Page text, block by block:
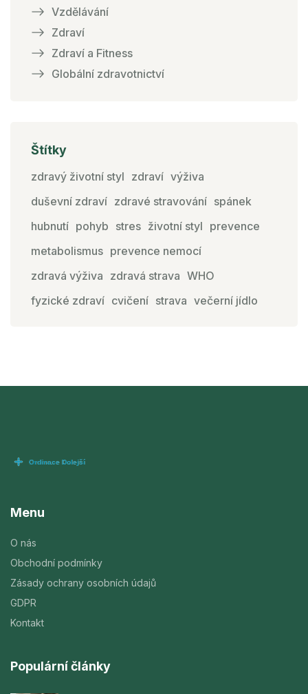
Vzdělávání
Zdraví
Zdraví a Fitness
Globální zdravotnictví
Štítky
zdravý životní styl zdraví výživa
duševní zdraví zdravé stravování spánek
hubnutí pohyb stres životní styl prevence
metabolismus prevence nemocí
zdravá výživa zdravá strava WHO
fyzické zdraví cvičení strava večerní jídlo
Menu
O nás
Obchodní podmínky
Zásady ochrany osobních údajů
GDPR
Kontakt
Populární články